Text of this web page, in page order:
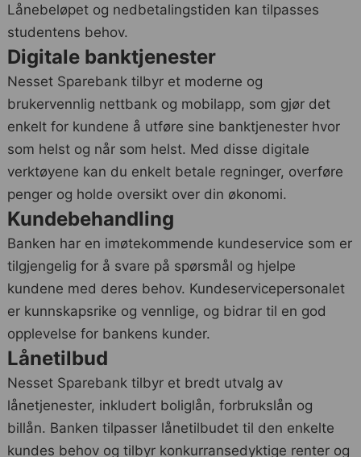
Lånebeløpet og nedbetalingstiden kan tilpasses
studentens behov.
Digitale banktjenester
Nesset Sparebank tilbyr et moderne og
brukervennlig nettbank og mobilapp, som gjør det
enkelt for kundene å utføre sine banktjenester hvor
som helst og når som helst. Med disse digitale
verktøyene kan du enkelt betale regninger, overføre
penger og holde oversikt over din økonomi.
Kundebehandling
Banken har en imøtekommende kundeservice som er
tilgjengelig for å svare på spørsmål og hjelpe
kundene med deres behov. Kundeservicepersonalet
er kunnskapsrike og vennlige, og bidrar til en god
opplevelse for bankens kunder.
Lånetilbud
Nesset Sparebank tilbyr et bredt utvalg av
lånetjenester, inkludert boliglån, forbrukslån og
billån. Banken tilpasser lånetilbudet til den enkelte
kundes behov og tilbyr konkurransedyktige renter og